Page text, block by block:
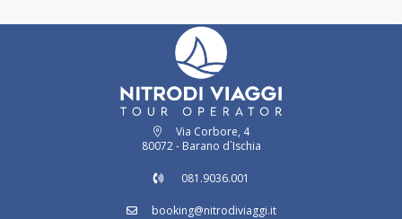
Via Corbore, 4
80072 - Barano d`Ischia
081.9036.001
booking@nitrodiviaggi.it